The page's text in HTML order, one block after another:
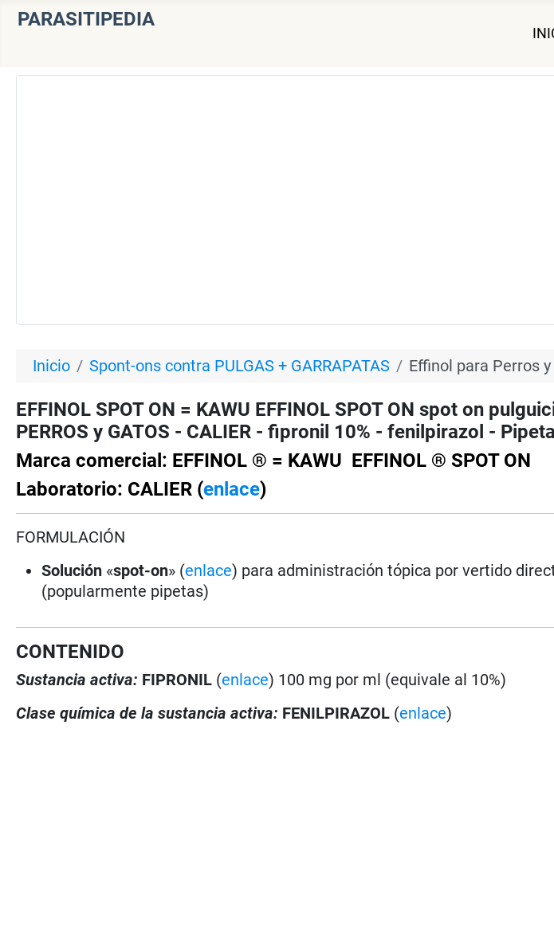
PARASITIPEDIA
Inicio Spont-ons contra PULGAS + GARRAPATAS Effinol para Perros
EFFINOL SPOT ON = KAWU EFFINOL SPOT ON spot on
PERROS y GATOS - CALIER - fipronil 10% - fenilpirazol -
Marca comercial: EFFINOL ® = KAWU EFFINOL ® SPOT ON
Laboratorio: CALIER (enlace)
FORMULACIÓN
Solución «spot-on» (enlace) para administración tópica por vertido
(popularmente pipetas)
CONTENIDO
Sustancia activa: FIPRONIL (enlace) 100 mg por ml (equivale al 10%)
Clase química de la sustancia activa: FENILPIRAZOL (enlace)